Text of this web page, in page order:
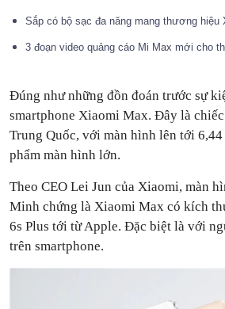
Sắp có bộ sạc đa năng mang thương
3 đoạn video quảng cáo Mi Max mới cho
Đúng như những đồn đoán trước sự
smartphone Xiaomi Max. Đây là
Trung Quốc, với màn hình lên tới
phẩm màn hình lớn.
Theo CEO Lei Jun của Xiaomi, màn
Minh chứng là Xiaomi Max có kích
6s Plus tới từ Apple. Đặc biệt là với
trên smartphone.